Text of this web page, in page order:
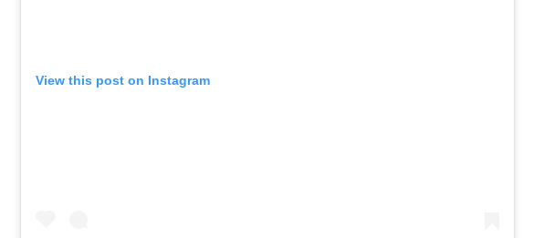
View this post on Instagram